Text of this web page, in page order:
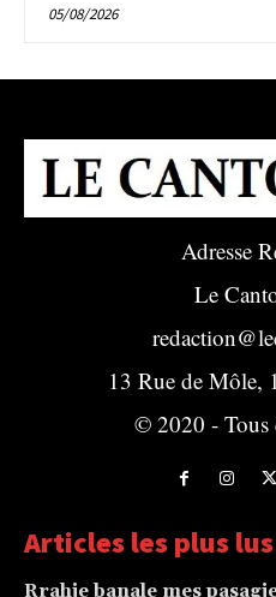
05/08/2026
Adresse
Le
13 Rue de Môle,
© 2020 - Tous
Articles les plus lus
Rrahje banale mes